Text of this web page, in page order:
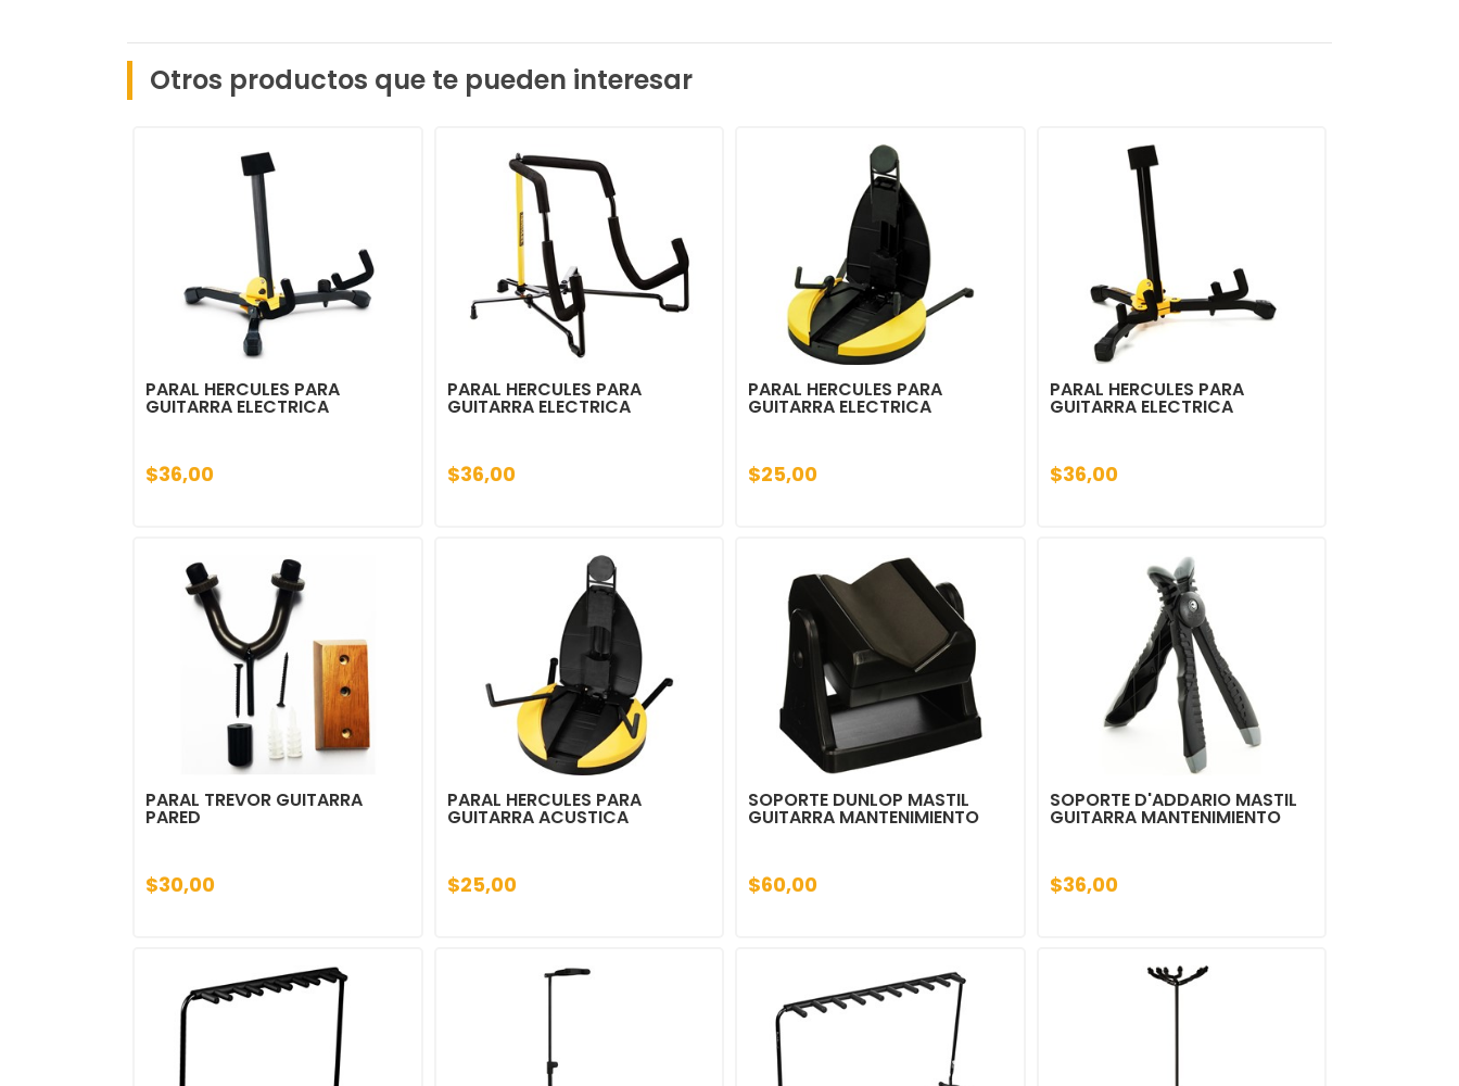
Otros productos que te pueden interesar
PARAL HERCULES PARA
GUITARRA ELECTRICA
$36,00
PARAL HERCULES PARA
GUITARRA ELECTRICA
$36,00
PARAL HERCULES PARA
GUITARRA ELECTRICA
$25,00
PARAL HERCULES PARA
GUITARRA ELECTRICA
$36,00
PARAL TREVOR GUITARRA
PARED
$30,00
PARAL HERCULES PARA
GUITARRA ACUSTICA
$25,00
SOPORTE DUNLOP MASTIL
GUITARRA MANTENIMIENTO
$60,00
SOPORTE D'ADDARIO MASTIL
GUITARRA MANTENIMIENTO
$36,00